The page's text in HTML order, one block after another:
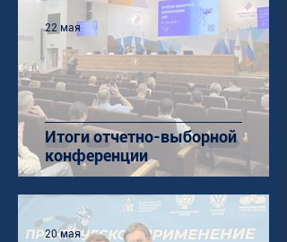
Итоги отчетно-выборной
конференции
22 мая
20 мая